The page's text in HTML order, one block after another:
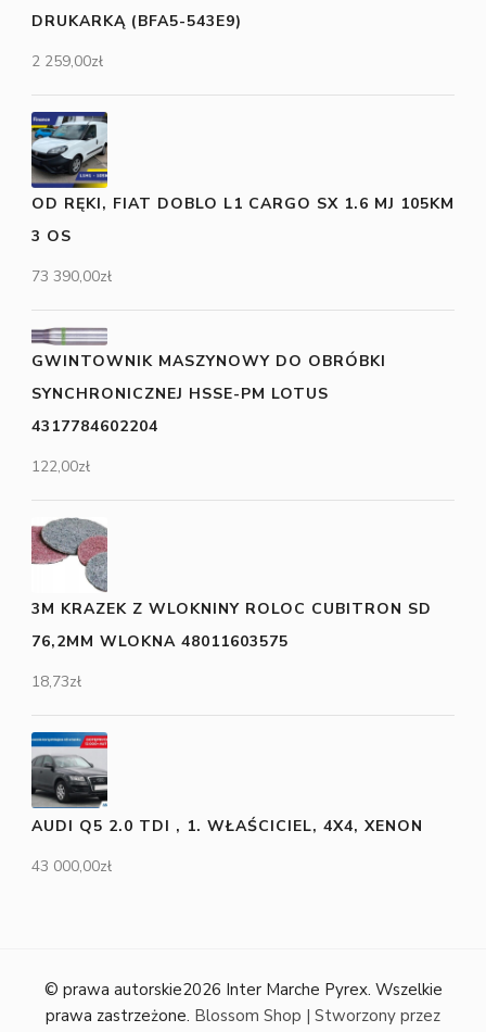
DRUKARKĄ (BFA5-543E9)
2 259,00zł
OD RĘKI, FIAT DOBLO L1 CARGO SX 1.6 MJ 105KM
3 OS
73 390,00zł
GWINTOWNIK MASZYNOWY DO OBRÓBKI
SYNCHRONICZNEJ HSSE-PM LOTUS
4317784602204
122,00zł
3M KRAZEK Z WLOKNINY ROLOC CUBITRON SD
76,2MM WLOKNA 48011603575
18,73zł
AUDI Q5 2.0 TDI , 1. WŁAŚCICIEL, 4X4, XENON
43 000,00zł
© prawa autorskie2026 Inter Marche Pyrex. Wszelkie
prawa zastrzeżone. Blossom Shop | Stworzony przez